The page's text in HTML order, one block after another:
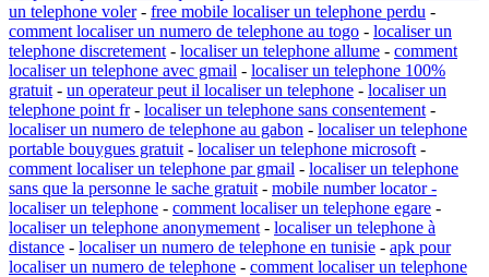
un telephone voler- free mobile localiser un telephone perdu -
comment localiser un numero de telephone au togo - localiser un
telephone discretement - localiser un telephone allume - comment
localiser un telephone avec gmail - localiser un telephone 100%
gratuit - un operateur peut il localiser un telephone - localiser un
telephone point fr- localiser un telephone sans consentement -
localiser un numero de telephone au gabon - localiser un telephone
portable bouygues gratuit - localiser un telephone microsoft -
comment localiser un telephone par gmail - localiser un telephone
sans que la personne le sache gratuit - mobile number locator -
localiser un telephone - comment localiser un telephone egare -
localiser un telephone anonymement - localiser un telephone à
distance - localiser un numero de telephone en tunisie - apk pour
localiser un numero de telephone - comment localiser un telephone